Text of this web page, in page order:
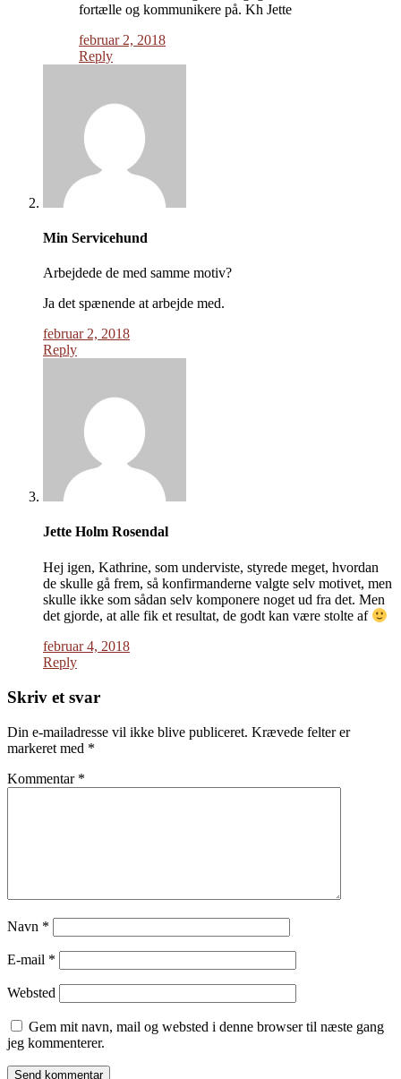
fortælle og kommunikere på. Kh Jette
februar 2, 2018
Reply
Min Servicehund
Arbejdede de med samme motiv?
Ja det spænende at arbejde med.
februar 2, 2018
Reply
Jette Holm Rosendal
Hej igen, Kathrine, som underviste, styrede meget, hvordan
de skulle gå frem, så konfirmanderne valgte selv motivet, men
skulle ikke som sådan selv komponere noget ud fra det. Men
det gjorde, at alle fik et resultat, de godt kan være stolte af
februar 4, 2018
Reply
Skriv et svar
Din e-mailadresse vil ikke blive publiceret. Krævede felter er
markeret med *
Kommentar *
Navn *
E-mail *
Websted
Gem mit navn, mail og websted i denne browser til næste gang
jeg kommenterer.